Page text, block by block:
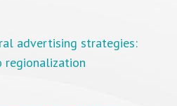
advertising strategies:
regionalization